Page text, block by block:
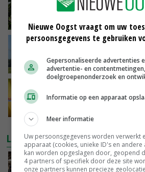
zoetstof
'Smart potato' moet
20-04-2021
Nederland'
LAATSTE NIEUWS
Na jarenlang meten
Nieuwe Oogst vraagt om uw
persoonsgegevens te gebruiken
Gepersonaliseerde advertenties
advertentie- en contentmetingen,
doelgroepenonderzoek en
Informatie op een apparaat
Meer informatie
Uw persoonsgegevens worden verwerkt
apparaat (cookies, unieke ID's en
kan worden opgeslagen door, geopend
4 partners of specifiek door deze site
onze partners kunnen precieze